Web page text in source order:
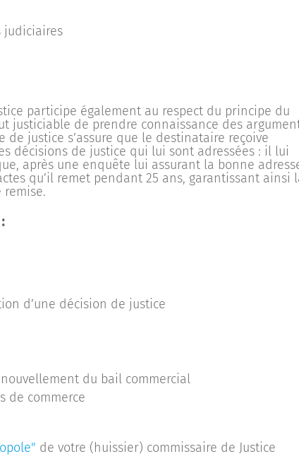
judiciaires
participe également au respect du principe du
justiciable de prendre connaissance des
justice s’assure que le destinataire reçoive
décisions de justice qui lui sont adressées : il lui
après une enquête lui assurant la bonne
qu’il remet pendant 25 ans, garantissant ainsi
d’une décision de justice
du bail commercial
de commerce
de votre (huissier) commissaire de Justice